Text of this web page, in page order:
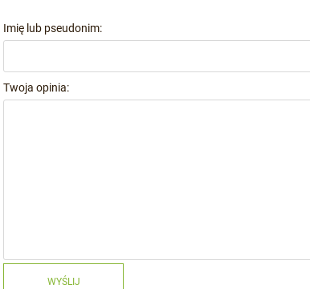
Imię lub pseudonim:
Twoja opinia:
WYŚLIJ